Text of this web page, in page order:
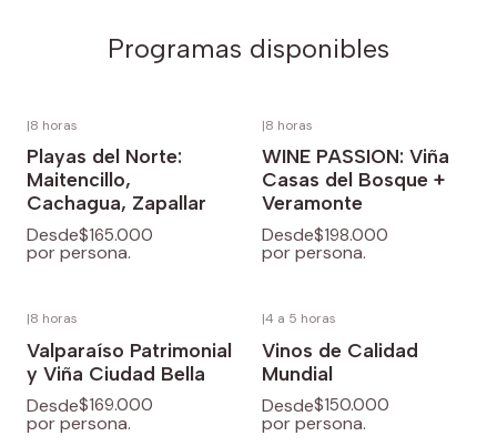
Programas disponibles
|8 horas
Playas del Norte:
Maitencillo,
Cachagua, Zapallar
Desde$165.000
por persona.
|8 horas
WINE PASSION: Viña
Casas del Bosque +
Veramonte
Desde$198.000
por persona.
|8 horas
Valparaíso Patrimonial
y Viña Ciudad Bella
Desde$169.000
por persona.
|4 a 5 horas
Vinos de Calidad
Mundial
Desde$150.000
por persona.